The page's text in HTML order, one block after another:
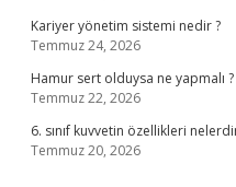
Kariyer yönetim sistemi nedir ?
Temmuz 24, 2026
Hamur sert olduysa ne yapmalı ?
Temmuz 22, 2026
6. sınıf kuvvetin özellikleri
Temmuz 20, 2026